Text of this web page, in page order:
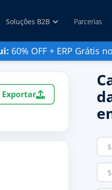
Soluções B2B Parcerias
60% OFF + ERP Grátis
Exportar